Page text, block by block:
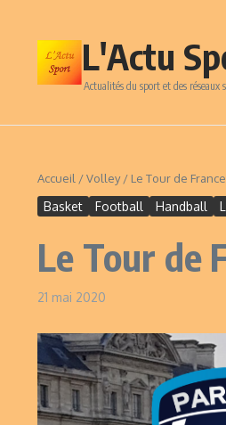
L'Actu
Actualités du sport et des réseaux
Accueil /Volley/ Le Tour de
Basket Football Handball
Le Tour de
21 mai 2020